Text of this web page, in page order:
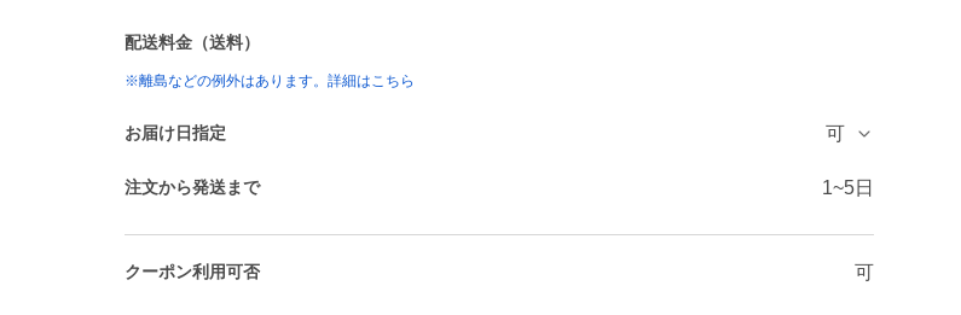
配送料金（送料）
※離島などの例外はあります。詳細はこちら
お届け日指定 可
注文から発送まで 1~5日
クーポン利用可否 可